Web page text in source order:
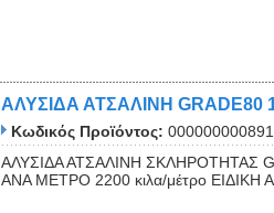
ΑΛΥΣΙΔΑ ΑΤΣΑΛΙΝΗ GRADE80
Κωδικός Προϊόντος: 000000000891
ΑΛΥΣΙΔΑ ΑΤΣΑΛΙΝΗ ΣΚΛΗΡΟΤΗΤΑΣ
ΑΝΑ ΜΕΤΡΟ 2200 κιλα/μέτρο ΕΙΔΙΚΗ